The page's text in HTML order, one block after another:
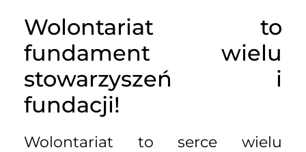
Wolontariat to
fundament wielu
stowarzyszeń i
fundacji!
Wolontariat to serce wielu